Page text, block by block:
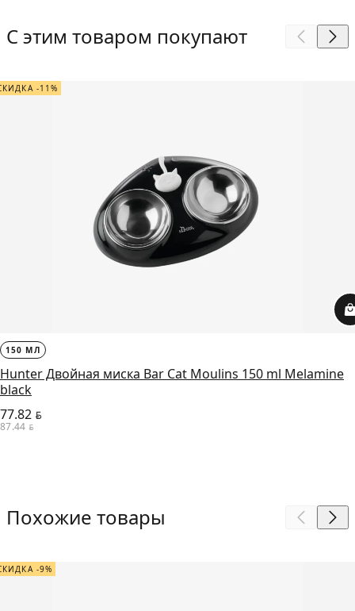
С этим товаром покупают
-11%
150 МЛ
Hunter Двойная миска Bar Cat Moulins 150 ml Melamine
black
77.82 BYN
87.44 BYN
Похожие товары
-9%